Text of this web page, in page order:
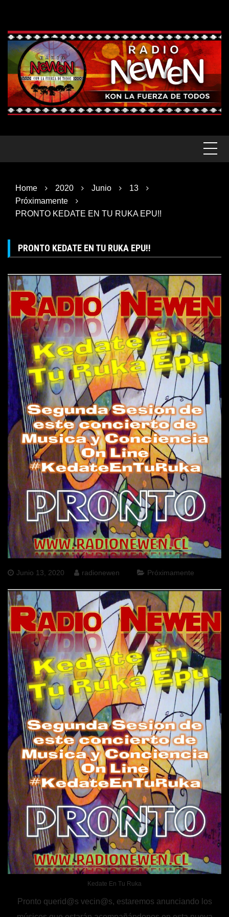
content
Home 2020 Junio
13
Próximamente
PRONTO KEDATE EN TU RUKA EPU!!
PRONTO KEDATE EN TU RUKA EPU!!
Junio 13, 2020 radionewen Próximamente
Kedate En Tu Ruka
Pronto querid@s vecin@s, estaremos anunciando los